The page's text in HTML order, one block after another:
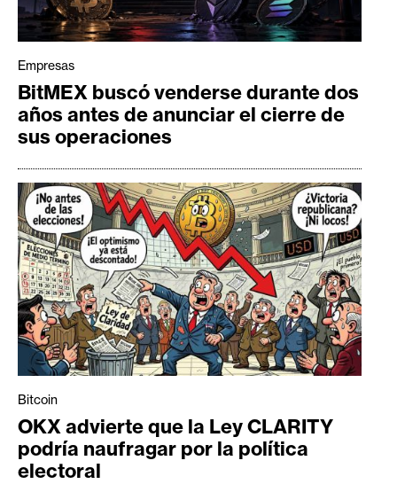
Empresas
BitMEX buscó venderse durante dos
años antes de anunciar el cierre de
sus operaciones
Bitcoin
OKX advierte que la Ley CLARITY
podría naufragar por la política
electoral